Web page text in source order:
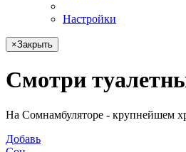
Настройки
×Закрыть
Смотри
На Сомнамбуляторе - крупнейшем
Добавь